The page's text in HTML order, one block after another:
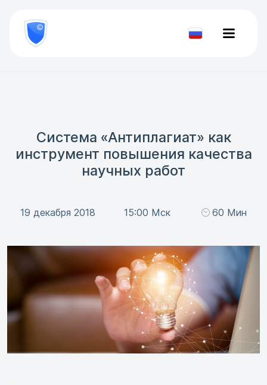
800
777-
81-Проверить
Система «Антиплагиат» как
инструмент повышения качества
научных работ
19 декабря 2018 15:00 Мск 60 Мин